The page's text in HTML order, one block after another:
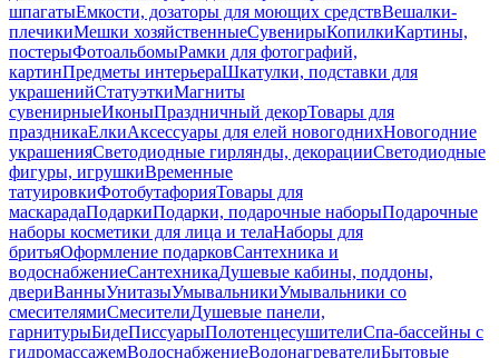
шпагатыЕмкости, дозаторы для моющих средствВешалки-
плечикиМешки хозяйственныеСувенирыКопилкиКартины,
постерыФотоальбомыРамки для фотографий,
картинПредметы интерьераШкатулки, подставки для
украшенийСтатуэткиМагниты
сувенирныеИконыПраздничный декорТовары для
праздникаЕлкиАксессуары для елей новогоднихНовогодние
украшенияСветодиодные гирлянды, декорацииСветодиодные
фигуры, игрушкиВременные
татуировкиФотобутафорияТовары для
маскарадаПодаркиПодарки, подарочные наборыПодарочные
наборы косметики для лица и телаНаборы для
бритьяОформление подарковСантехника и
водоснабжениеСантехникаДушевые кабины, поддоны,
двериВанныУнитазыУмывальникиУмывальники со
смесителямиСмесителиДушевые панели,
гарнитурыБидеПиссуарыПолотенцесушителиСпа-бассейны с
гидромассажемВодоснабжениеВодонагревателиБытовые